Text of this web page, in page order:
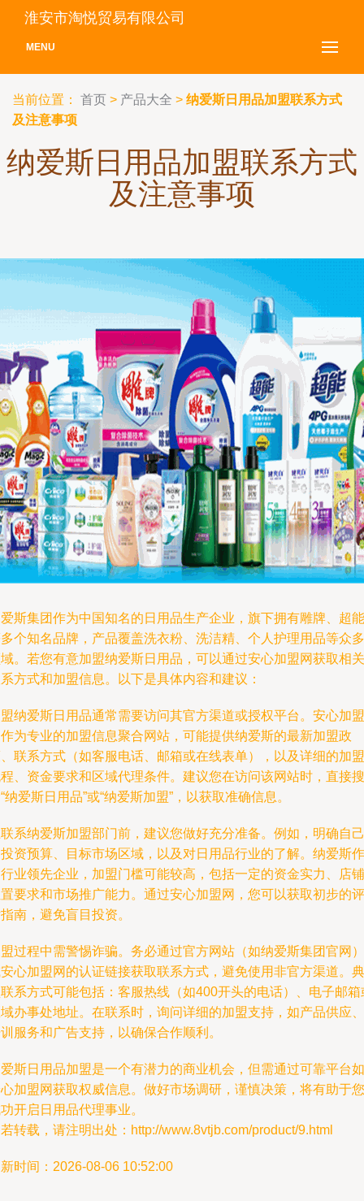
淮安市淘悦贸易有限公司
MENU
当前位置： 首页 > 产品大全 > 纳爱斯日用品加盟联系方式
及注意事项
纳爱斯日用品加盟联系方式
及注意事项
斯集团作为中国知名的日用品生产企业，旗下拥有雕牌、超能
个知名品牌，产品覆盖洗衣粉、洗洁精、个人护理用品等众多
。若您有意加盟纳爱斯日用品，可以通过安心加盟网获取相关
方式和加盟信息。以下是具体内容和建议：
纳爱斯日用品通常需要访问其官方渠道或授权平台。安心加盟
为专业的加盟信息聚合网站，可能提供纳爱斯的最新加盟政
联系方式（如客服电话、邮箱或在线表单），以及详细的加盟
、资金要求和区域代理条件。建议您在访问该网站时，直接搜
纳爱斯日用品”或“纳爱斯加盟”，以获取准确信息。
系纳爱斯加盟部门前，建议您做好充分准备。例如，明确自己
资预算、目标市场区域，以及对日用品行业的了解。纳爱斯作
业领先企业，加盟门槛可能较高，包括一定的资金实力、店铺
要求和市场推广能力。通过安心加盟网，您可以获取初步的评
南，避免盲目投资。
过程中需警惕诈骗。务必通过官方网站（如纳爱斯集团官网）
心加盟网的认证链接获取联系方式，避免使用非官方渠道。典
系方式可能包括：客服热线（如400开头的电话）、电子邮箱
办事处地址。在联系时，询问详细的加盟支持，如产品供应、
服务和广告支持，以确保合作顺利。
斯日用品加盟是一个有潜力的商业机会，但需通过可靠平台如
加盟网获取权威信息。做好市场调研，谨慎决策，将有助于您
开启日用品代理事业。
转载，请注明出处：http://www.8vtjb.com/product/9.html
时间：2026-08-06 10:52:00